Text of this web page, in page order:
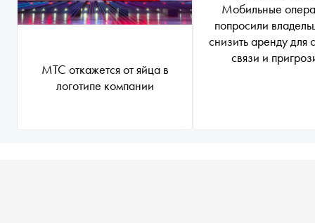
МТС откажется от яйца в
логотипе компании
Мобильные
попросили
снизить аренду для
связи и